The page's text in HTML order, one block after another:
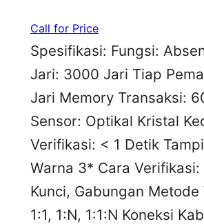
Call for Price
Spesifikasi: Fungsi:
Jari: 3000 Jari Tiap
Jari Memory Transaksi:
Sensor: Optikal Kristal
Verifikasi: < 1 Detik
Warna 3* Cara Verifikasi:
Kunci, Gabungan Metode
1:1, 1:N, 1:1:N Koneksi